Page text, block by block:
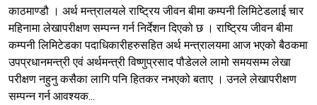
काठमाण्डौ । अर्थ मन्त्रालयले राष्ट्रिय जीवन बीमा कम्पनी लिमिटेडलाई चार
महिनामा लेखापरीक्षण सम्पन्न गर्न निर्देशन दिएको छ । राष्ट्रिय जीवन बीमा
कम्पनी लिमिटेडका पदाधिकारीहरुसहित अर्थ मन्त्रालयमा आज भएको बैठकमा
उपप्रधानमन्त्री एवं अर्थमन्त्री विष्णुप्रसाद पौडेलले लामो समयसम्म लेखा
परीक्षण नहुनु कसैका लागि पनि हितकर नभएको बताए । उनले लेखापरीक्षण
सम्पन्न गर्न आवश्यक...